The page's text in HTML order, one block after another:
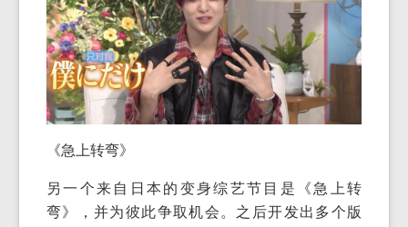
《急上转弯》
另一个来自日本的变身综艺节目是《急上转
弯》，并为彼此争取机会。之后开发出多个版